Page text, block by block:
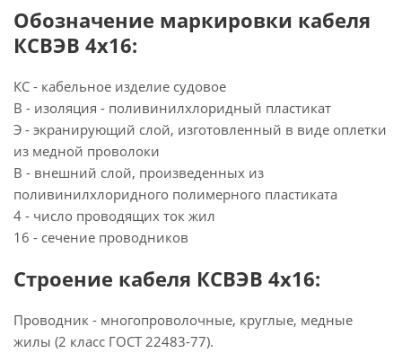
Обозначение маркировки кабеля
КСВЭВ 4х16:
КС - кабельное изделие судовое
В - изоляция - поливинилхлоридный пластикат
Э - экранирующий слой, изготовленный в виде оплетки
из медной проволоки
В - внешний слой, произведенных из
поливинилхлоридного полимерного пластиката
4 - число проводящих ток жил
16 - сечение проводников
Строение кабеля КСВЭВ 4х16:
Проводник - многопроволочные, круглые, медные
жилы (2 класс ГОСТ 22483-77).